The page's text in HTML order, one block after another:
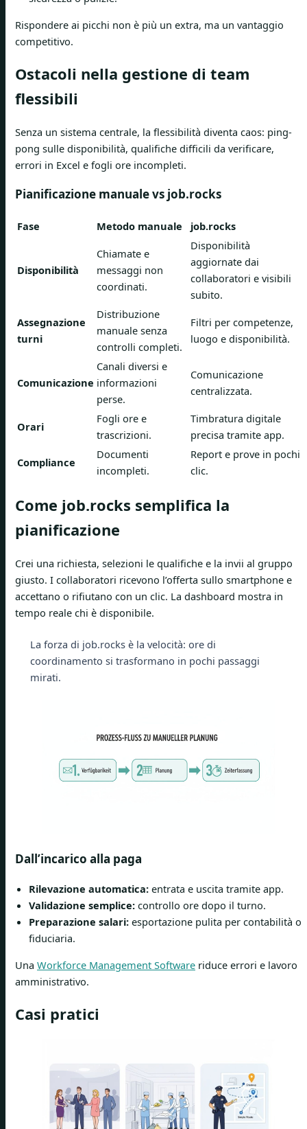
Rispondere ai picchi non è più un extra, ma un vantaggio
competitivo.
Ostacoli nella gestione di team
flessibili
Senza un sistema centrale, la flessibilità diventa caos: ping-
pong sulle disponibilità, qualifiche difficili da verificare,
errori in Excel e fogli ore incompleti.
Pianificazione manuale vs job.rocks
Fase Metodo manuale job.rocks
Disponibilità
Chiamate e
messaggi non
coordinati.
Disponibilità
aggiornate dai
collaboratori e visibili
subito.
Assegnazione
turni
Distribuzione
manuale senza
controlli completi.
Filtri per competenze,
luogo e disponibilità.
Comunicazione
Canali diversi e
informazioni
perse.
Comunicazione
centralizzata.
Orari
Fogli ore e
trascrizioni.
Timbratura digitale
precisa tramite app.
Compliance
Documenti
incompleti.
Report e prove in pochi
clic.
Come job.rocks semplifica la
pianificazione
Crei una richiesta, selezioni le qualifiche e la invii al gruppo
giusto. I collaboratori ricevono l’offerta sullo smartphone e
accettano o rifiutano con un clic. La dashboard mostra in
tempo reale chi è disponibile.
La forza di job.rocks è la velocità: ore di
coordinamento si trasformano in pochi passaggi
mirati.
Dall’incarico alla paga
Rilevazione automatica: entrata e uscita tramite app.
Validazione semplice: controllo ore dopo il turno.
Preparazione salari: esportazione pulita per contabilità o
fiduciaria.
Una Workforce Management Software riduce errori e lavoro
amministrativo.
Casi pratici